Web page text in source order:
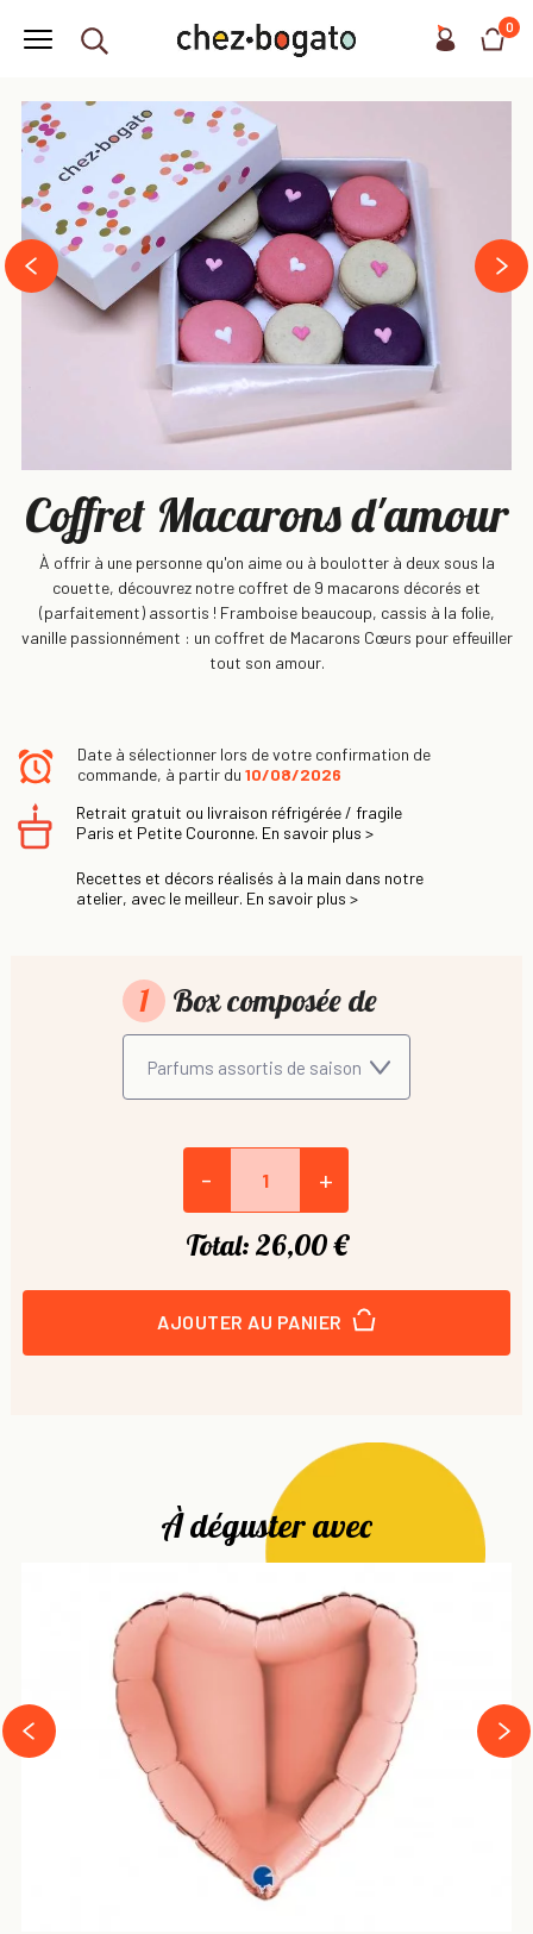
0
prev
next
Coffret Macarons d'amour
À offrir à une personne qu'on aime ou à boulotter à deux sous la
couette, découvrez notre coffret de 9 macarons décorés et
(parfaitement) assortis ! Framboise beaucoup, cassis à la folie,
vanille passionnément : un coffret de Macarons Cœurs pour effeuiller
tout son amour.
Date à sélectionner lors de votre confirmation de
commande, à partir du 10/08/2026
Retrait gratuit ou livraison réfrigérée / fragile
Paris et Petite Couronne. En savoir plus >
Recettes et décors réalisés à la main dans notre
atelier, avec le meilleur. En savoir plus >
1 Box composée de
- +
Total: 26,00 €
AJOUTER AU PANIER
À déguster avec
prev
next